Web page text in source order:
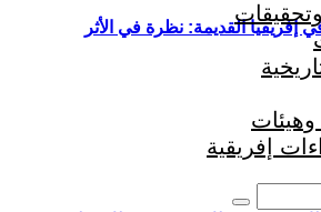
إفريقيا القديمة: نظرة في الأثر
إفريقية